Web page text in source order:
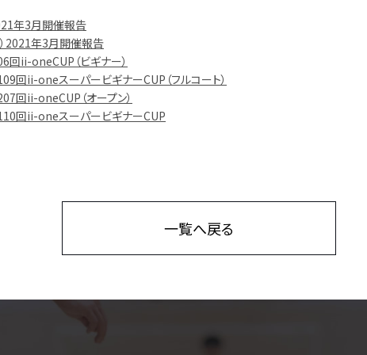
年3月開催報告
2021年3月開催報告
回ii-oneCUP（ビギナー）
回ii-oneスーパービギナーCUP（フルコート）
回ii-oneCUP（オープン）
回ii-oneスーパービギナーCUP
一覧へ戻る